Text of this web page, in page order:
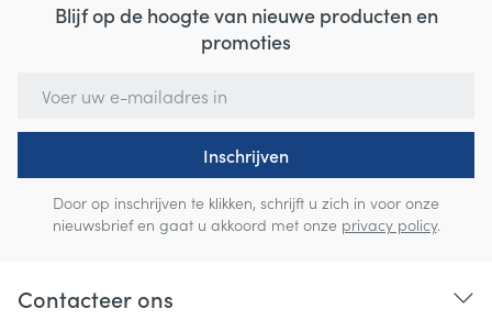
Blijf op de hoogte van nieuwe producten en
promoties
Inschrijven
Door op inschrijven te klikken, schrijft u zich in voor onze
nieuwsbrief en gaat u akkoord met onze privacy policy.
Contacteer ons